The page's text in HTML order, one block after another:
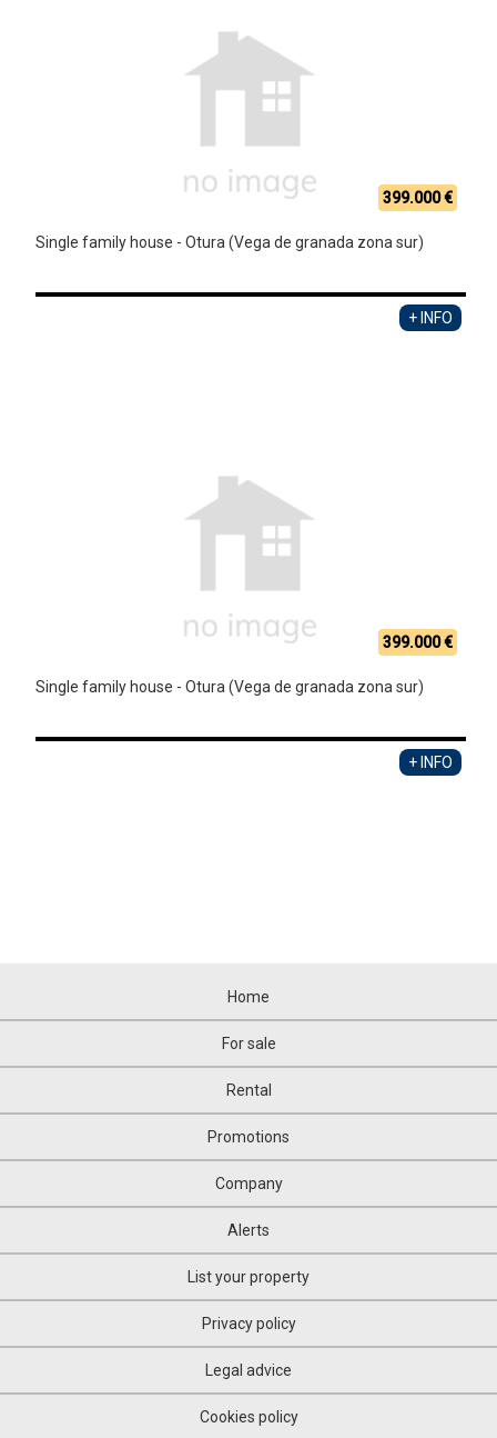
399.000 €
Single family house - Otura (Vega de granada zona sur)
+ INFO
399.000 €
Single family house - Otura (Vega de granada zona sur)
+ INFO
Home
For sale
Rental
Promotions
Company
Alerts
List your property
Privacy policy
Legal advice
Cookies policy